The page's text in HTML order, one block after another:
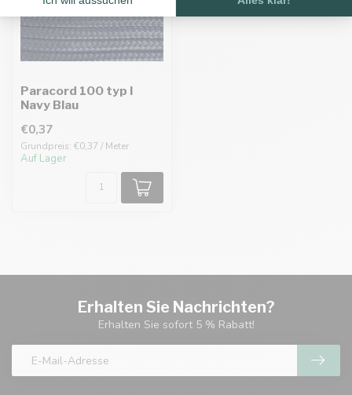
Paracord 100 typ I
Navy Blau
€0,37
Grundpreis: €0,37 / Meter
Auf Lager
Erhalten Sie Nachrichten?
Erhalten Sie sofort 5 % Rabatt!